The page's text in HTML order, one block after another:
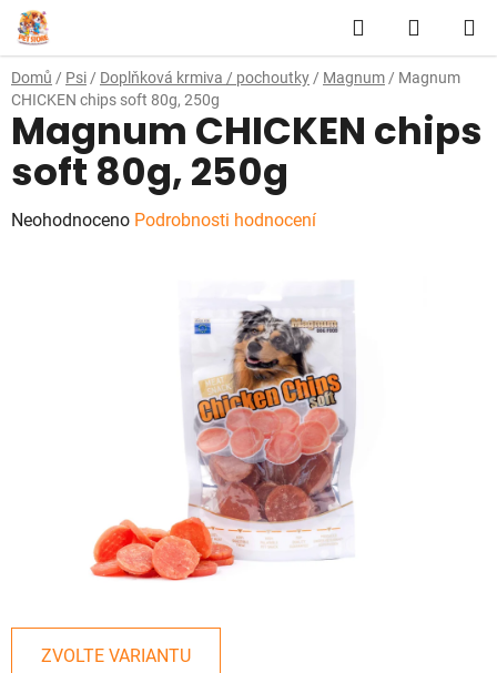
Přejít
na
obsah
Hledat
KOŠÍK
Domů / Psi / Doplňková krmiva / pochoutky / Magnum / Magnum
CHICKEN chips soft 80g, 250g
ZVOLTE VARIANTU
Magnum CHICKEN chips
soft 80g, 250g
Průměrné
Neohodnoceno Podrobnosti hodnocení